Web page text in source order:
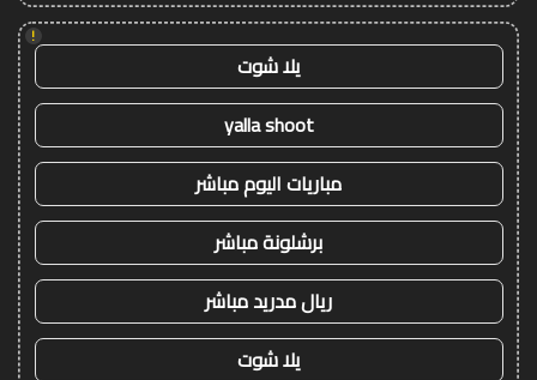
!
يلا شوت
yalla shoot
مباريات اليوم مباشر
برشلونة مباشر
ريال مدريد مباشر
يلا شوت